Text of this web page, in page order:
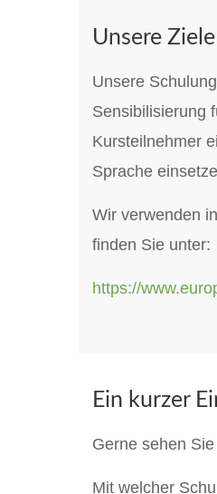
Unsere
Unsere
Sensibilisierung
Kursteilnehmer
Sprache
Wir verwenden
finden Sie unter:
https://
Ein kurzer
Gerne sehen
Mit welcher